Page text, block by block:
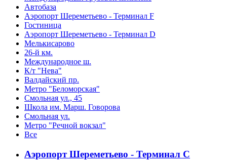
Автобаза
Аэропорт Шереметьево - Терминал F
Гостиница
Аэропорт Шереметьево - Терминал D
Мелькисарово
26-й км.
Международное ш.
К/т "Нева"
Валдайский пр.
Метро "Беломорская"
Смольная ул., 45
Школа им. Марш. Говорова
Смольная ул.
Метро "Речной вокзал"
Все
Аэропорт Шереметьево - Терминал С